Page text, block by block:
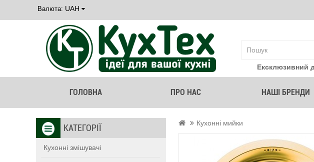
Валюта: UAH
Ексклюзивний
ГОЛОВНА ПРО НАС НАШІ БРЕНДИ
КАТЕГОРІЇ
Кухонні змішувачі
Кухонні мийки